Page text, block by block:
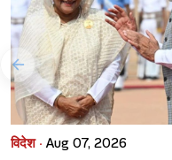
विदेश · Aug 07, 2026